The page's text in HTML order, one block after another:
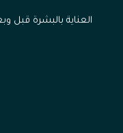
العناية بالبشرة قبل